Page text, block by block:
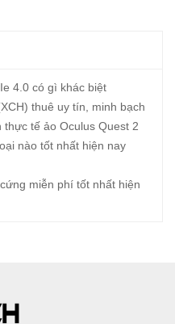
4.0 có gì khác biệt
thuê uy tín, minh bạch
tế ảo Oculus Quest 2
nào tốt nhất hiện nay
miễn phí tốt nhất hiện